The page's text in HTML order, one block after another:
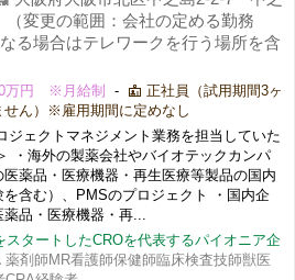
変更の範囲：会社の定める勤務
る場合はテレワークを行う場所を含
万円 ※月給制 -
正社員（試用期間3ヶ
せん）※雇用期間に定めなし
ジェクトマネジメント業務を担当していた
・海外の製薬会社やバイオテックカンパ
薬品・医療機器・再生医療等製品の国内
含む）、PMSのプロジェクト ・国内企
品・医療機器・再...
スタートしたCROを代表するパイオニア企
薬剤師MR看護師保健師臨床検査技師獣医